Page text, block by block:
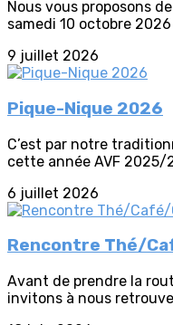
Nous vous proposons
samedi 10 octobre
9 juillet 2026
Pique-Nique 2026
C’est par notre
cette année AVF 2025/
6 juillet 2026
Rencontre Thé/
Avant de prendre la
invitons à nous